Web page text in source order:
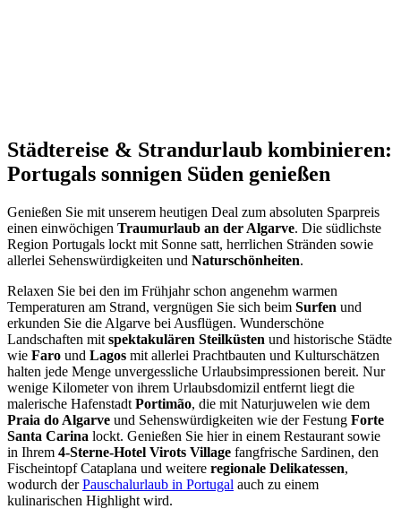
Städtereise & Strandurlaub kombinieren:
Portugals sonnigen Süden genießen
Genießen Sie mit unserem heutigen Deal zum absoluten Sparpreis
einen einwöchigen Traumurlaub an der Algarve. Die südlichste
Region Portugals lockt mit Sonne satt, herrlichen Stränden sowie
allerlei Sehenswürdigkeiten und Naturschönheiten.
Relaxen Sie bei den im Frühjahr schon angenehm warmen
Temperaturen am Strand, vergnügen Sie sich beim Surfen und
erkunden Sie die Algarve bei Ausflügen. Wunderschöne
Landschaften mit spektakulären Steilküsten und historische Städte
wie Faro und Lagos mit allerlei Prachtbauten und Kulturschätzen
halten jede Menge unvergessliche Urlaubsimpressionen bereit. Nur
wenige Kilometer von ihrem Urlaubsdomizil entfernt liegt die
malerische Hafenstadt Portimão, die mit Naturjuwelen wie dem
Praia do Algarve und Sehenswürdigkeiten wie der Festung Forte
Santa Carina lockt. Genießen Sie hier in einem Restaurant sowie
in Ihrem 4-Sterne-Hotel Virots Village fangfrische Sardinen, den
Fischeintopf Cataplana und weitere regionale Delikatessen,
wodurch derPauschalurlaub in Portugal auch zu einem
kulinarischen Highlight wird.